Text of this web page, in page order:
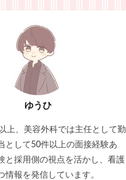
ゆうひ
上、美容外科では主任として勤
として50件以上の面接経験あ
と採用側の視点を活かし、看護
情報を発信しています。